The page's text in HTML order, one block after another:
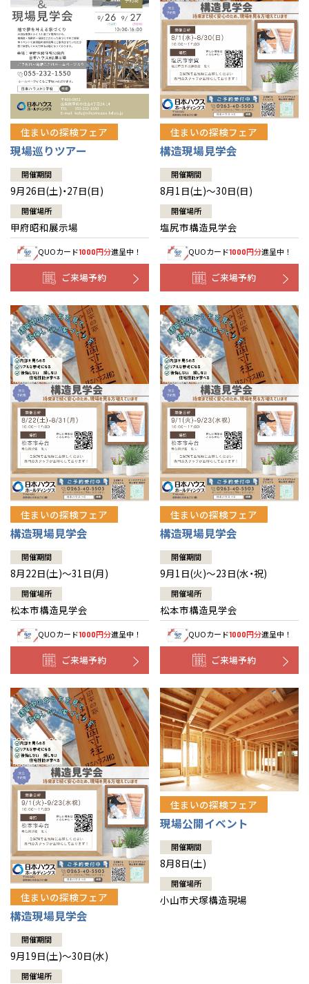
住まいの探検フェア
現場巡りツアー
開催期間
9月26日(土)・27日(日)
開催場所
甲府昭和展示場
QUOカード1000円分進呈中！
ご来場予約
住まいの探検フェア
構造現場見学会
開催期間
8月1日(土)～30日(日)
開催場所
塩尻市構造見学会
QUOカード1000円分進呈中！
ご来場予約
住まいの探検フェア
構造現場見学会
開催期間
8月22日(土)～31日(月)
開催場所
松本市構造見学会
QUOカード1000円分進呈中！
ご来場予約
住まいの探検フェア
構造現場見学会
開催期間
9月1日(火)～23日(水・祝)
開催場所
松本市構造見学会
QUOカード1000円分進呈中！
ご来場予約
住まいの探検フェア
構造現場見学会
開催期間
9月19日(土)～30日(水)
開催場所
住まいの探検フェア
現場公開イベント
開催期間
8月8日(土)
開催場所
小山市犬塚構造現場